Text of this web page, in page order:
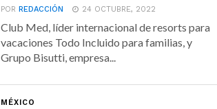
PORREDACCIÓN 24 OCTUBRE, 2022
Club Med, líder internacional de resorts para
vacaciones Todo Incluido para familias, y
Grupo Bisutti, empresa...
MÉXICO